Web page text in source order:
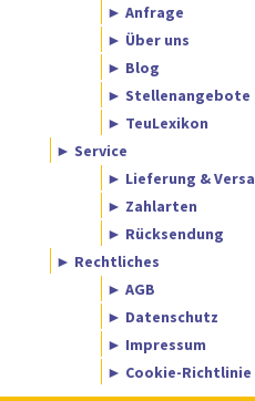
► Anfrage
► Über uns
► Blog
► Stellenangebote
► TeuLexikon
► Service
► Lieferung &
► Zahlarten
► Rücksendung
► Rechtliches
► AGB
► Datenschutz
► Impressum
► Cookie-Richtlinie